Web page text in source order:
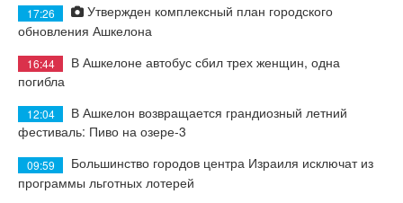
17:26
Утвержден комплексный план городского
обновления Ашкелона
16:44
В Ашкелоне автобус сбил трех женщин, одна
погибла
12:04
В Ашкелон возвращается грандиозный летний
фестиваль: Пиво на озере-3
09:59
Большинство городов центра Израиля исключат из
программы льготных лотерей